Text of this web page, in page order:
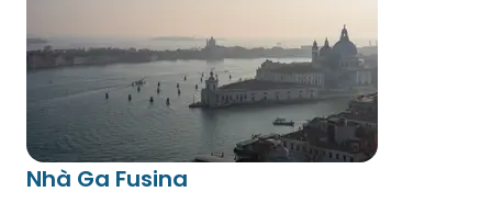
Nhà Ga Fusina